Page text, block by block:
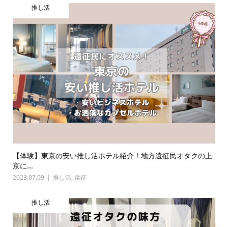
推し活
【体験】東京の安い推し活ホテル紹介！地方遠征民オタクの上
京に...
2023.07.09 推し活, 遠征
推し活